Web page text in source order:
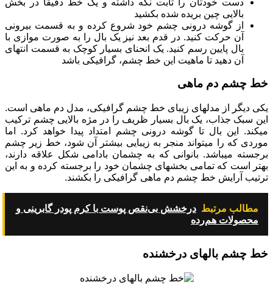
بالایی چین بریده شده بکشید
از گوشه درونی چشم خود شروع کرده و به قسمت بیرونی
آن حرکت کنید. در قدم بعد نیز یک بال را به صورت موازی با
بال پایین رسم کنید. یک انحنای بسیار کوچک به قسمت انتهای
آن دهید تا ماهیت این خط چشم، گرافیکی باشد
خط چشم دم ماهی
یکی دیگر از مدل‏‎های زیبای خط چشم گرافیکی، مدل دم ماهی است.
این سبک جذاب، یک بال بسیار ظریف را در مژه بالایی چشم ترکیب
می‏کند. این بال تا گوشه درونی چشم امتداد پیدا خواهد کرد. اما
موردی که را می‎تواند منجر به زیبایی بیشتر آن شود، خط زیر چشم
برجسته می‏باشد. بانوانی که به چشمان بادامی شکل علاقه دارند،
بهتر است که تمامی بخش‏های چشمان خود را برجسته کرده و به این
ترتیب آرایش خط چشم دم ماهی گرافیکی را بکشند.
مطالب مرتبط درخشش بی‌نقص پوست با کرم پودر گابرینی و
محصولات هم‌رده
خط چشم بال‎های درخشنده